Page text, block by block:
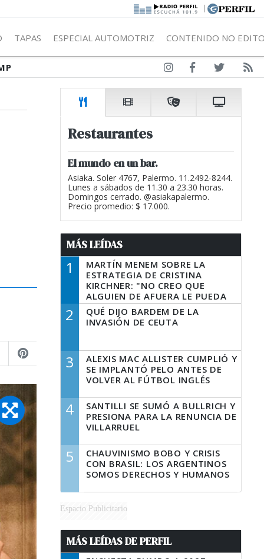
|
TAPAS ESPECIAL AUTOMOTRIZ CONTENIDO NO
Restaurantes
El mundo en un bar.
Asiaka. Soler 4767, Palermo. 11.2492-8244.
Lunes a sábados de 11.30 a 23.30 horas.
Domingos cerrado. @asiakapalermo.
Precio promedio: $ 17.000.
MÁS LEÍDAS
1
MARTÍN MENEM SOBRE LA
ESTRATEGIA DE CRISTINA
KIRCHNER: "NO CREO QUE
ALGUIEN DE AFUERA LE PUEDA
DECIR A LA JUSTICIA LO QUE
TIENE QUE HACER"
2
QUÉ DIJO BARDEM DE LA
INVASIÓN DE CEUTA
3
ALEXIS MAC ALLISTER CUMPLIÓ Y
SE IMPLANTÓ PELO ANTES DE
VOLVER AL FÚTBOL INGLÉS
4
SANTILLI SE SUMÓ A BULLRICH Y
PRESIONA PARA LA RENUNCIA DE
VILLARRUEL
5
CHAUVINISMO BOBO Y CRISIS
CON BRASIL: LOS ARGENTINOS
SOMOS DERECHOS Y HUMANOS
Espacio Publicitario
MÁS LEÍDAS DE PERFIL